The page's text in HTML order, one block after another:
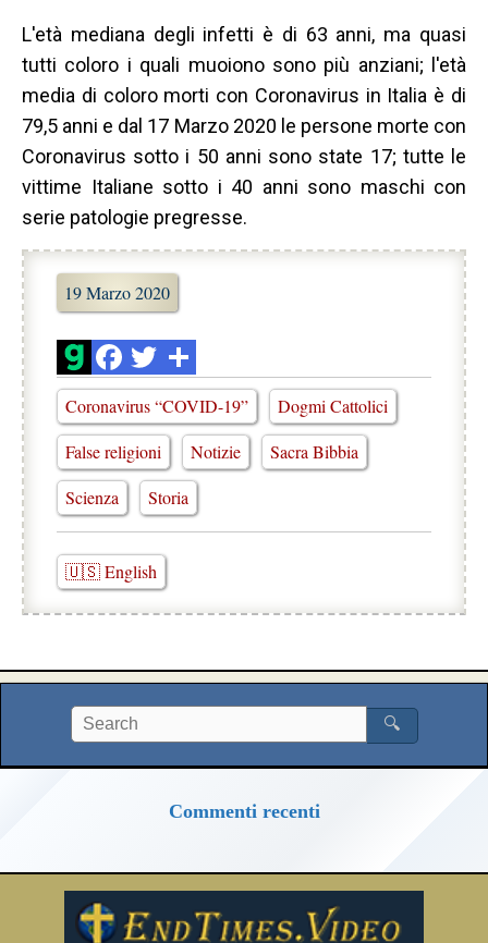
L'età mediana degli infetti è di 63 anni, ma quasi
tutti coloro i quali muoiono sono più anziani; l'età
media di coloro morti con Coronavirus in Italia è di
79,5 anni e dal 17 Marzo 2020 le persone morte con
Coronavirus sotto i 50 anni sono state 17; tutte le
vittime Italiane sotto i 40 anni sono maschi con
serie patologie pregresse.
19 Marzo 2020
Coronavirus “COVID-19”
Dogmi Cattolici
False religioni
Notizie
Sacra Bibbia
Scienza
Storia
🇺🇸 English
🔍
Commenti recenti